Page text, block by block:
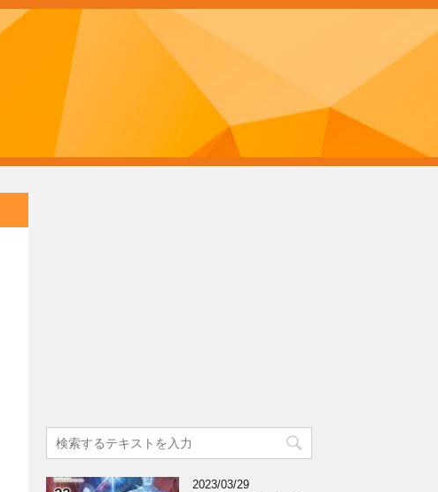
2023/03/29